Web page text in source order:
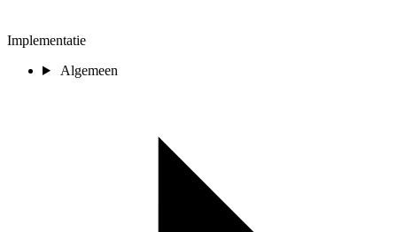
Implementatie
Algemeen